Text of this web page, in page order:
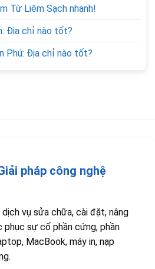
Từ Liêm Sạch nhanh!
Địa chỉ nào tốt?
Phú: Địa chỉ nào tốt?
pháp công nghệ
vụ sửa chữa, cài đặt, nâng
phục sự cố phần cứng, phần
MacBook, máy in, nạp